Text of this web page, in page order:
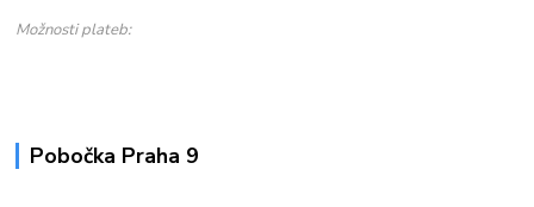
Možnosti plateb:
Pobočka Praha 9